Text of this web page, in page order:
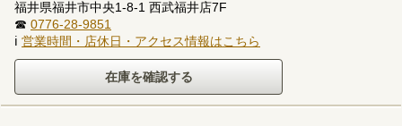
福井県福井市中央1-8-1 西武福井店7F
☎ 0776-28-9851
ℹ 営業時間・店休日・アクセス情報はこちら